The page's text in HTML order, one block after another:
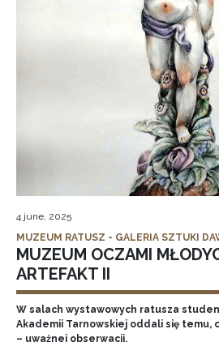
4 june, 2025
MUZEUM RATUSZ - GALERIA SZTUKI
MUZEUM OCZAMI
ARTEFAKT II
W salach wystawowych ratusza
Akademii Tarnowskiej oddali się temu,
– uważnej obserwacji.